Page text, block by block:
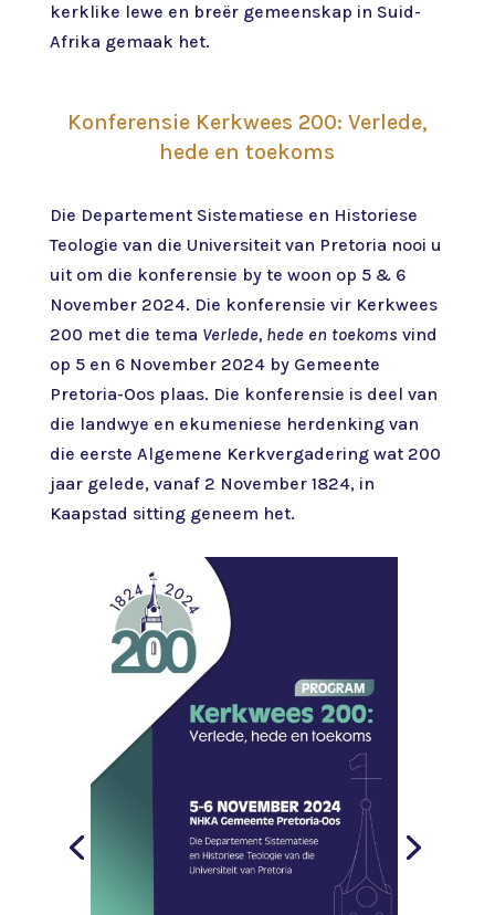
kerklike lewe en breër gemeenskap in Suid-
Afrika gemaak het.
Konferensie Kerkwees 200: Verlede,
hede en toekoms
Die Departement Sistematiese en Historiese
Teologie van die Universiteit van Pretoria nooi u
uit om die konferensie by te woon op 5 & 6
November 2024. Die konferensie vir Kerkwees
200 met die tema Verlede, hede en toekoms vind
op 5 en 6 November 2024 by Gemeente
Pretoria-Oos plaas. Die konferensie is deel van
die landwye en ekumeniese herdenking van
die eerste Algemene Kerkvergadering wat 200
jaar gelede, vanaf 2 November 1824, in
Kaapstad sitting geneem het.